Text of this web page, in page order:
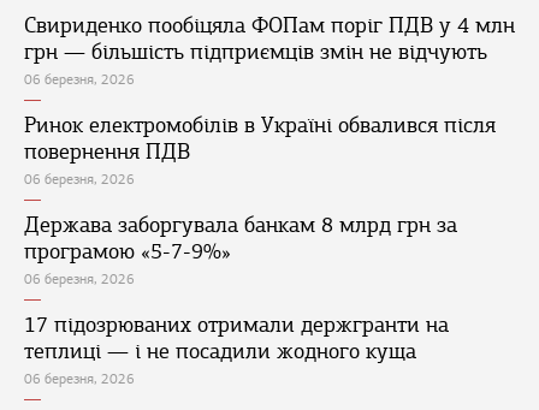
Свириденко пообіцяла ФОПам поріг ПДВ у 4 млн
грн — більшість підприємців змін не відчують
06 березня, 2026
Ринок електромобілів в Україні обвалився після
повернення ПДВ
06 березня, 2026
Держава заборгувала банкам 8 млрд грн за
програмою «5-7-9%»
06 березня, 2026
17 підозрюваних отримали держгранти на
теплиці — і не посадили жодного куща
06 березня, 2026